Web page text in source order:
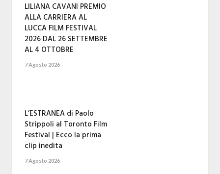
LILIANA CAVANI PREMIO
ALLA CARRIERA AL
LUCCA FILM FESTIVAL
2026 DAL 26 SETTEMBRE
AL 4 OTTOBRE
7 Agosto 2026
L’ESTRANEA di Paolo
Strippoli al Toronto Film
Festival | Ecco la prima
clip inedita
7 Agosto 2026